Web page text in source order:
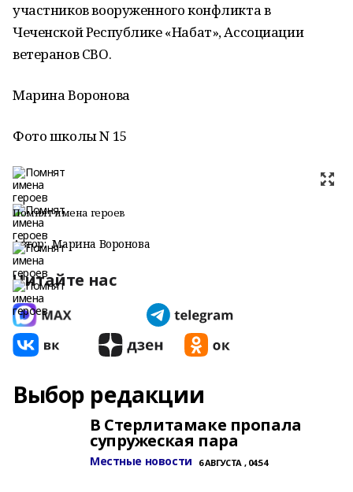
участников вооруженного конфликта в
Чеченской Республике «Набат», Ассоциации
ветеранов СВО.
Марина Воронова
Фото школы N 15
Помнят имена героев
Автор: Марина Воронова
Читайте нас
Выбор редакции
В Стерлитамаке пропала
супружеская пара
Местные новости 6 АВГУСТА , 04:54